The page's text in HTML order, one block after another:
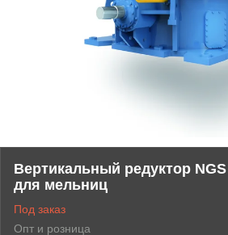
Вертикальный редуктор NGS
для мельниц
Под заказ
Опт и розница